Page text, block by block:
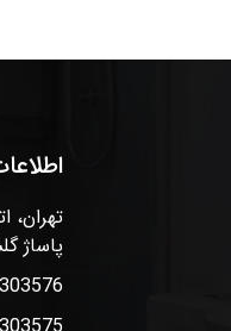
تهران،
پاساژ